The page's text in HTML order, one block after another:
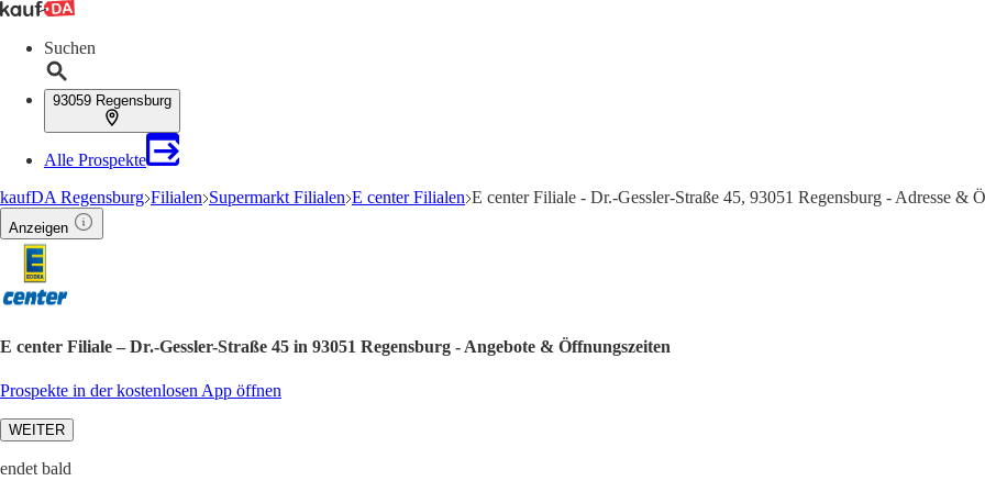
Suchen
93059 Regensburg
Alle Prospekte
kaufDA Regensburg Filialen Supermarkt Filialen E center Filialen E center Filiale - Dr.-Gessler-Straße 45, 93051 Regensburg - Adresse &
Anzeigen
E center Filiale – Dr.-Gessler-Straße 45 in 93051 Regensburg - Angebote & Öffnungszeiten
Prospekte in der kostenlosen App öffnen
WEITER
endet bald